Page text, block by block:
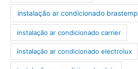
instalação ar condicionado brastemp
instalação ar condicionado carrier
instalação ar condicionado electrolux